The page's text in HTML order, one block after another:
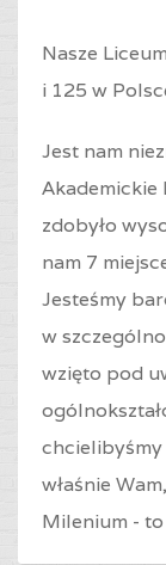
Nasze
i 125 w
Jest nam
Akademickie
zdobyło
nam 7
Jesteśmy
w
wzięto pod
właśnie
Milenium -